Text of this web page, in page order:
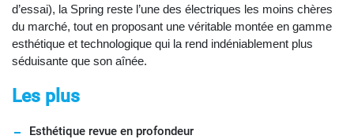
d’essai), la Spring reste l’une des électriques les moins chères
du marché, tout en proposant une véritable montée en gamme
esthétique et technologique qui la rend indéniablement plus
séduisante que son aînée.
Les plus
Esthétique revue en profondeur